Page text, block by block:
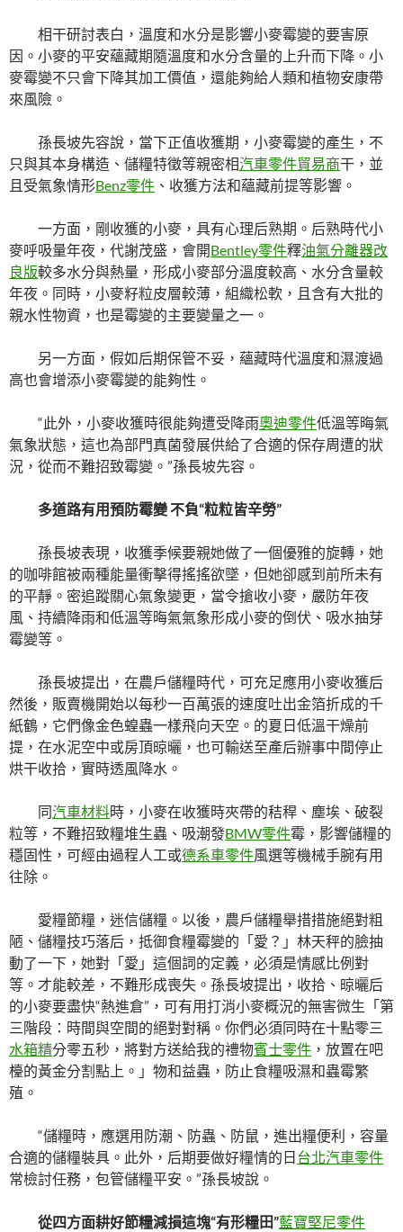
相干研討表白，溫度和水分是影響小麥霉變的要害原
因。小麥的平安蘊藏期隨溫度和水分含量的上升而下降。小
麥霉變不只會下降其加工價值，還能夠給人類和植物安康帶
來風險。
孫長坡先容說，當下正值收獲期，小麥霉變的產生，不
只與其本身構造、儲糧特徵等親密相汽車零件貿易商干，並
且受氣象情形Benz零件 、收獲方法和蘊藏前提等影響。
一方面，剛收獲的小麥，具有心理后熟期。后熟時代小
麥呼吸量年夜，代謝茂盛，會開Bentley零件釋油氣分離器改
良版較多水分與熱量，形成小麥部分溫度較高、水分含量較
年夜。同時，小麥籽粒皮層較薄，組織松軟，且含有大批的
親水性物資，也是霉變的主要變量之一。
另一方面，假如后期保管不妥，蘊藏時代溫度和濕渡過
高也會增添小麥霉變的能夠性。
“此外，小麥收獲時很能夠遭受降雨奧迪零件低溫等晦氣
氣象狀態，這也為部門真菌發展供給了合適的保存周遭的狀
況，從而不難招致霉變。”孫長坡先容。
多道路有用預防霉變 不負“粒粒皆辛勞”
孫長坡表現，收獲季候要親她做了一個優雅的旋轉，她
的咖啡館被兩種能量衝擊得搖搖欲墜，但她卻感到前所未有
的平靜。密追蹤關心氣象變更，當令搶收小麥，嚴防年夜
風、持續降雨和低溫等晦氣氣象形成小麥的倒伏、吸水抽芽
霉變等。
孫長坡提出，在農戶儲糧時代，可充足應用小麥收獲后
然後，販賣機開始以每秒一百萬張的速度吐出金箔折成的千
紙鶴，它們像金色蝗蟲一樣飛向天空。的夏日低溫干燥前
提，在水泥空中或房頂晾曬，也可輸送至產后辦事中間停止
烘干收拾，實時透風降水。
同汽車材料時，小麥在收獲時夾帶的秸稈、塵埃、破裂
粒等，不難招致糧堆生蟲、吸潮發BMW零件霉，影響儲糧的
穩固性，可經由過程人工或德系車零件風選等機械手腕有用
往除。
愛糧節糧，迷信儲糧。以後，農戶儲糧舉措措施絕對粗
陋、儲糧技巧落后，抵御食糧霉變的「愛？」林天秤的臉抽
動了一下，她對「愛」這個詞的定義，必須是情感比例對
等。才能較差，不難形成喪失。孫長坡提出，收拾、晾曬后
的小麥要盡快“熱進倉”，可有用打消小麥概況的無害微生「第
三階段：時間與空間的絕對對稱。你們必須同時在十點零三
水箱精分零五秒，將對方送給我的禮物賓士零件 ，放置在吧
檯的黃金分割點上。」物和益蟲，防止食糧吸濕和蟲霉繁
殖。
“儲糧時，應選用防潮、防蟲、防鼠，進出糧便利，容量
合適的儲糧裝具。此外，后期要做好糧情的日台北汽車零件
常檢討任務，包管儲糧平安。”孫長坡說。
從四方面耕好節糧減損這塊“有形糧田”藍寶堅尼零件